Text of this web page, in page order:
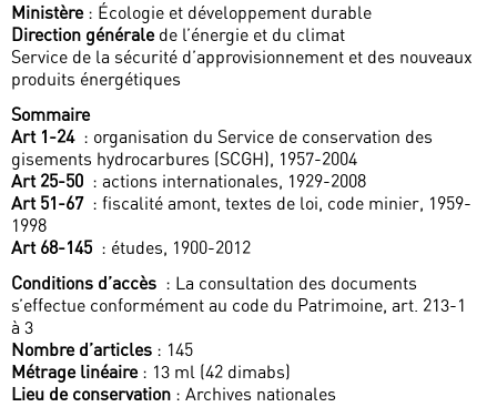
Ministère: Écologie et développement durable
Direction générale de l’énergie et du climat
Service de la sécurité d’approvisionnement et des nouveaux
produits énergétiques
Sommaire
Art 1-24 : organisation du Service de conservation des
gisements hydrocarbures (SCGH), 1957-2004
Art 25-50 : actions internationales, 1929-2008
Art 51-67 : fiscalité amont, textes de loi, code minier, 1959-
1998
Art 68-145 : études, 1900-2012
Conditions d’accès : La consultation des documents
s’effectue conformément au code du Patrimoine, art. 213-1
à 3
Nombre d’articles : 145
Métrage linéaire: 13 ml (42 dimabs)
Lieu de conservation : Archives nationales